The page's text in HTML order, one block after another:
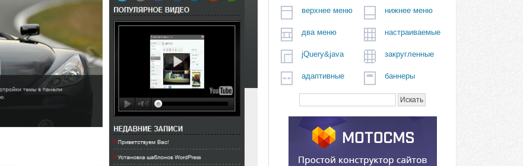
верхнее меню нижнее меню
два меню настраиваемые
jQuery&java закругленные
адаптивные баннеры